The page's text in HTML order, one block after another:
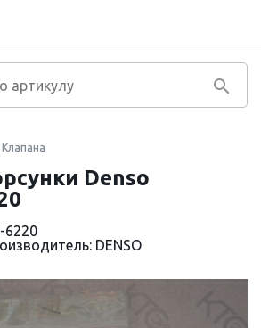
Клапана
Denso
6220
DENSO